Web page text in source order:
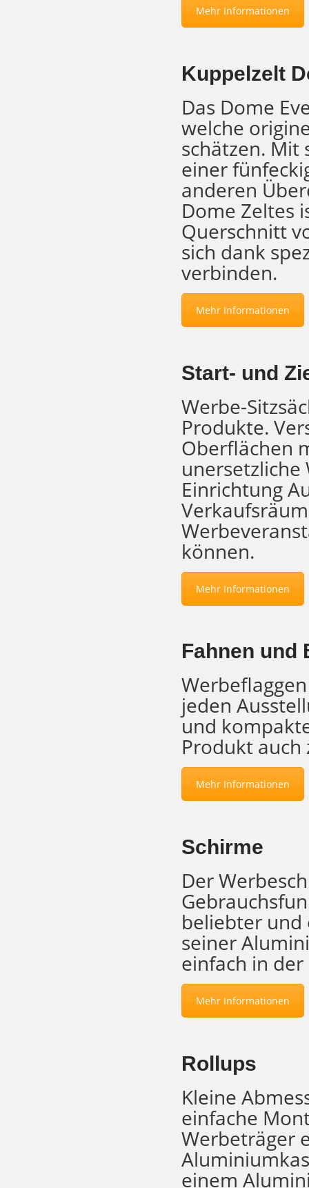
Mehr Informationen
Kuppelzelt
Das Dome
welche
schätzen. Mit
einer
anderen
Dome Zeltes
Querschnitt
sich dank
verbinden.
Mehr Informationen
Start- und
Werbe-
Produkte.
Oberflächen
Einrichtung
können.
Mehr Informationen
Fahnen und
jeden
und
Produkt
Mehr Informationen
Schirme
Der
beliebter und
seiner
einfach in
Mehr Informationen
Rollups
Kleine
einfache
Werbeträger
einem